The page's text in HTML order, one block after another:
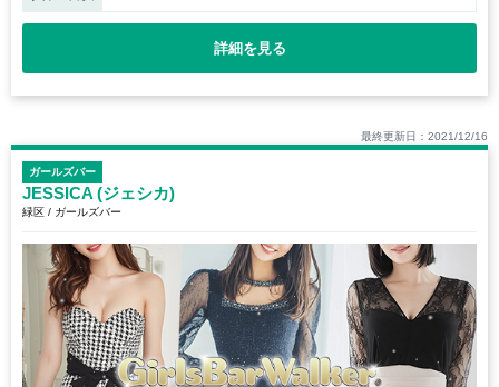
詳細を見る
最終更新日：2021/12/16
ガールズバー
JESSICA (ジェシカ)
緑区 / ガールズバー